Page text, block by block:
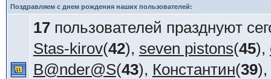
Поздравляем с днем рождения наших пользователей:
17пользователей празднуют
Stas-kirov(42), seven pistons(45),
B@nder@S(43), Константин(39),